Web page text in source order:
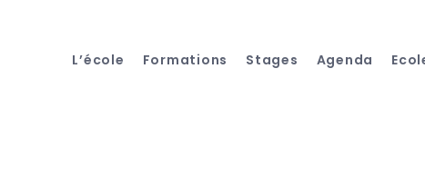
L’école Formations Stages Agenda